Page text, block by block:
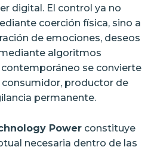
digital. El control ya no
coerción física, sino a
de emociones, deseos
algoritmos
se convierte
productor de
permanente.
Power constituye
necesaria dentro de las